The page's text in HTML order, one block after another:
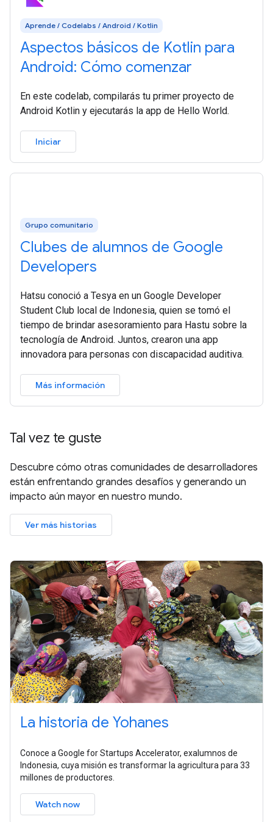
Aprende / Codelabs / Android / Kotlin
Aspectos básicos de Kotlin para
Android: Cómo comenzar
En este codelab, compilarás tu primer proyecto de
Android Kotlin y ejecutarás la app de Hello World.
Iniciar
Grupo comunitario
Clubes de alumnos de Google
Developers
Hatsu conoció a Tesya en un Google Developer
Student Club local de Indonesia, quien se tomó el
tiempo de brindar asesoramiento para Hastu sobre la
tecnología de Android. Juntos, crearon una app
innovadora para personas con discapacidad auditiva.
Más información
Tal vez te guste
Descubre cómo otras comunidades de desarrolladores
están enfrentando grandes desafíos y generando un
impacto aún mayor en nuestro mundo.
Ver más historias
La historia de Yohanes
Conoce a Google for Startups Accelerator, exalumnos de
Indonesia, cuya misión es transformar la agricultura para 33
millones de productores.
Watch now